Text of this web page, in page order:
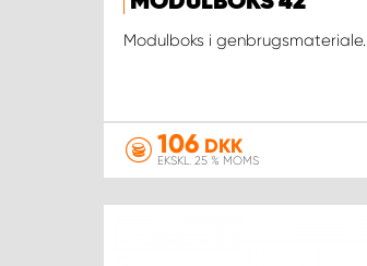
Modulboks i genbrugsmateriale.
106 DKK
EKSKL. 25 % MOMS